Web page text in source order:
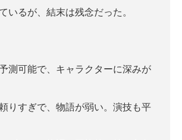
いるが、結末は残念だった。
測可能で、キャラクターに深みが
りすぎで、物語が弱い。演技も平